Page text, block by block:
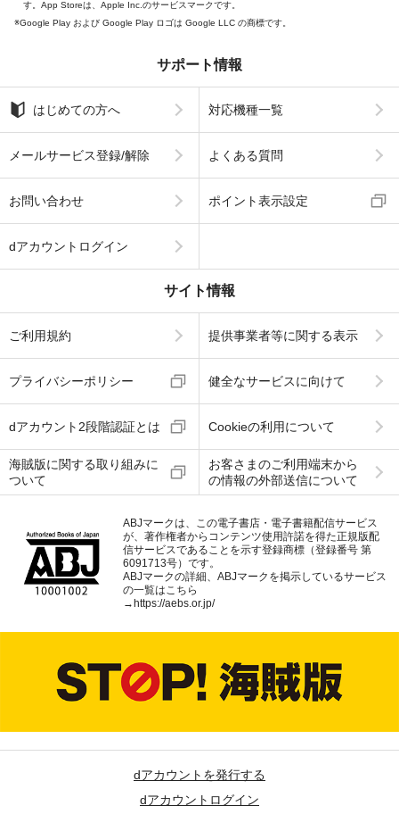
す。App Storeは、Apple Inc.のサービスマークです。
Google Play および Google Play ロゴは Google LLC の商標です。
サポート情報
はじめての方へ 対応機種一覧
メールサービス登録/解除 よくある質問
お問い合わせ ポイント表示設定
dアカウントログイン
サイト情報
ご利用規約 提供事業者等に関する表示
プライバシーポリシー 健全なサービスに向けて
dアカウント2段階認証とは Cookieの利用について
海賊版に関する取り組みに
ついて
お客さまのご利用端末から
の情報の外部送信について
ABJマークは、この電子書店・電子書籍配信サービス
が、著作権者からコンテンツ使用許諾を得た正規版配
信サービスであることを示す登録商標（登録番号 第
6091713号）です。
ABJマークの詳細、ABJマークを掲示しているサービス
の一覧はこちら
→https://aebs.or.jp/
dアカウントを発行する
dアカウントログイン